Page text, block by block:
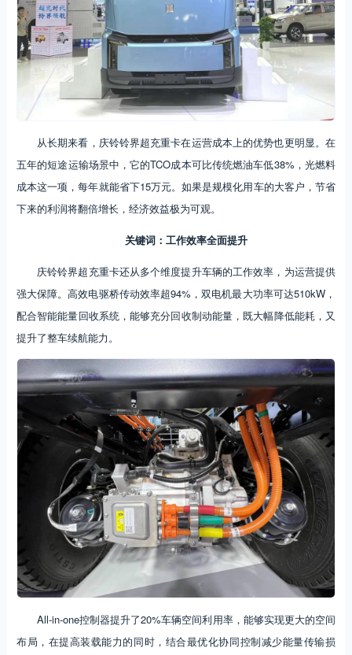
从长期来看，庆铃铃界超充重卡在运营成本上的优势也更明显。在
五年的短途运输场景中，它的TCO成本可比传统燃油车低38%，光燃料
成本这一项，每年就能省下15万元。如果是规模化用车的大客户，节省
下来的利润将翻倍增长，经济效益极为可观。
关键词：工作效率全面提升
庆铃铃界超充重卡还从多个维度提升车辆的工作效率，为运营提供
强大保障。高效电驱桥传动效率超94%，双电机最大功率可达510kW，
配合智能能量回收系统，能够充分回收制动能量，既大幅降低能耗，又
提升了整车续航能力。
All-in-one控制器提升了20%车辆空间利用率，能够实现更大的空间
布局，在提高装载能力的同时，结合最优化协同控制减少能量传输损